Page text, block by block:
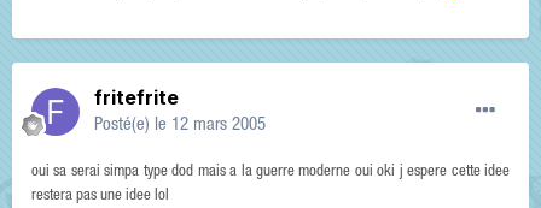
fritefrite
Posté(e) le 12 mars 2005
oui sa serai simpa type dod mais a la guerre moderne oui oki j espere cette idee
restera pas une idee lol